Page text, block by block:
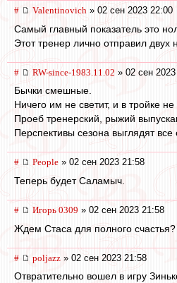
# Valentinovich » 02 сен 2023 22:00
Самый главный показатель это
Этот тренер лично отправил
# RW-since-1983.11.02 » 02 сен
Бычки смешные.
Ничего им не светит, и в тройке не
Проеб тренерский, рыжий
Перспективы сезона выглядят
# People » 02 сен 2023 21:58
Теперь будет Саламыч.
# Игорь 0309 » 02 сен 2023 21:58
Ждем Стаса для полного счастья?
# poljazz » 02 сен 2023 21:58
Отвратительно вошел в игру